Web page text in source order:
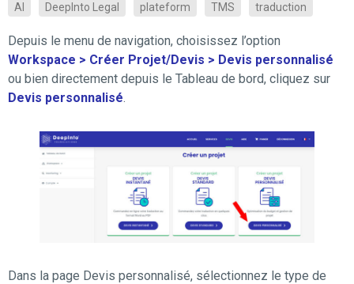
AI DeepInto Legal plateform TMS traduction
Depuis le menu de navigation, choisissez l’option
Workspace > Créer Projet/Devis > Devis personnalisé
ou bien directement depuis le Tableau de bord, cliquez sur
Devis personnalisé.
Dans la page Devis personnalisé, sélectionnez le type de